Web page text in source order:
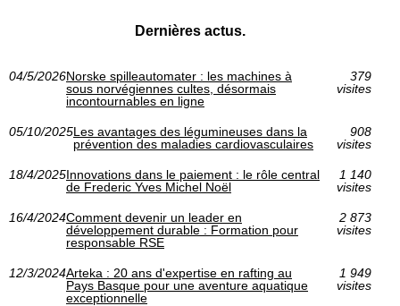
Dernières actus.
04/5/2026Norske spilleautomater : les machines à
sous norvégiennes cultes, désormais
incontournables en ligne
379
visites
05/10/2025Les avantages des légumineuses dans la
prévention des maladies cardiovasculaires
908
visites
18/4/2025Innovations dans le paiement : le rôle central
de Frederic Yves Michel Noël
1 140
visites
16/4/2024Comment devenir un leader en
développement durable : Formation pour
responsable RSE
2 873
visites
12/3/2024Arteka : 20 ans d'expertise en rafting au
Pays Basque pour une aventure aquatique
exceptionnelle
1 949
visites